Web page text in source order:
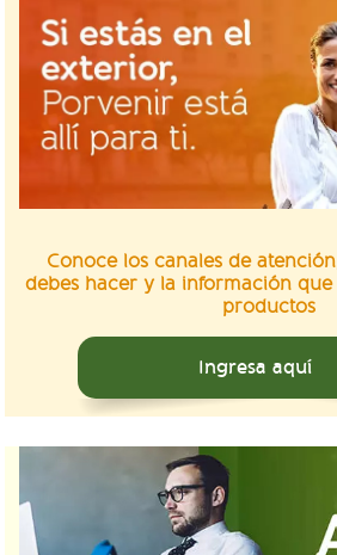
Conoce los canales de
debes hacer y la información
productos
Ingresa aquí